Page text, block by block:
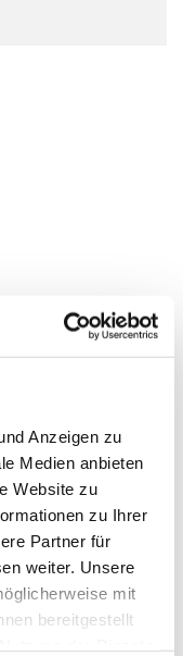
Anzeigen zu
Medien anbieten
Website zu
zu Ihrer
Partner für
weiter. Unsere
mit
bereitgestellt
auch